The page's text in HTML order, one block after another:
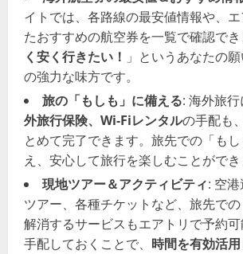
イトでは、各路線の最安値情報や、
たおすすめの航空券を一覧で確認で
く安く行きたい！ 」というあなたの
の強力な味方です。
旅の「もしも」に備える: 海外旅
外旅行保険、Wi-Fiレンタルの手配も
とめて完了できます。旅先での「も
え、安心して旅行を楽しむことができ
現地ツアー＆アクティビティ: 空
ツアー、各種チケットなど、旅先で
解消するサービスもエアトリで予約
手配しておくことで、 時間を有効活